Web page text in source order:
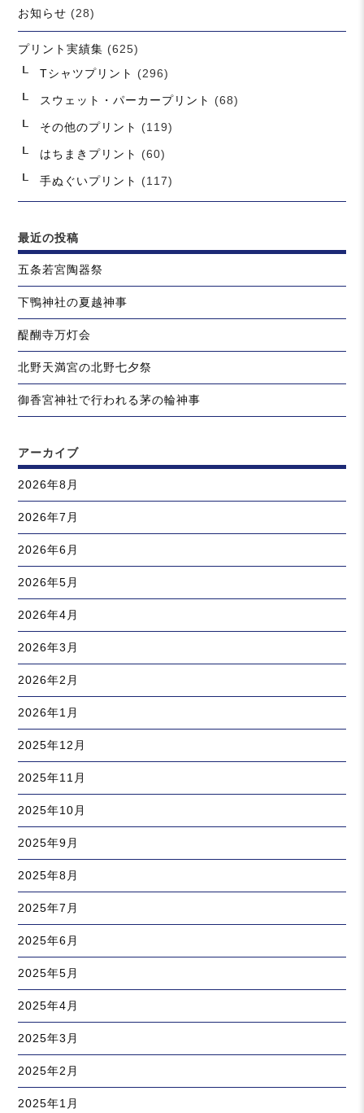
お知らせ (28)
プリント実績集 (625)
Tシャツプリント
(296)
スウェット・パーカープリント (68)
その他のプリント (119)
はちまきプリント (60)
手ぬぐいプリント (117)
最近の投稿
五条若宮陶器祭
下鴨神社の夏越神事
醍醐寺万灯会
北野天満宮の北野七夕祭
御香宮神社で行われる茅の輪神事
アーカイブ
2026年8月
2026年7月
2026年6月
2026年5月
2026年4月
2026年3月
2026年2月
2026年1月
2025年12月
2025年11月
2025年10月
2025年9月
2025年8月
2025年7月
2025年6月
2025年5月
2025年4月
2025年3月
2025年2月
2025年1月